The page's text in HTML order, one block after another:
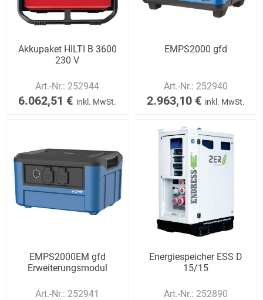
Akkupaket HILTI B 3600
230 V
Art.-Nr.: 252944
6.062,51 € inkl. MwSt.
EMPS2000 gfd
Art.-Nr.: 252940
2.963,10 € inkl. MwSt.
EMPS2000EM gfd
Erweiterungsmodul
Art.-Nr.: 252941
Energiespeicher ESS D
15/15
Art.-Nr.: 252890